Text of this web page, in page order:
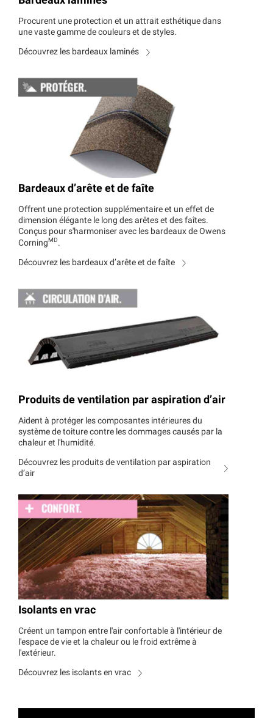
Procurent une protection et un attrait esthétique dans
une vaste gamme de couleurs et de styles.
Découvrez les bardeaux laminés
Bardeaux d’arête et de faîte
Offrent une protection supplémentaire et un effet de
dimension élégante le long des arêtes et des faîtes.
Conçus pour s'harmoniser avec les bardeaux de Owens
CorningMD.
Découvrez les bardeaux d’arête et de faîte
Produits de ventilation par aspiration d’air
Aident à protéger les composantes intérieures du
système de toiture contre les dommages causés par la
chaleur et l'humidité.
Découvrez les produits de ventilation par aspiration
d’air
Isolants en vrac
Créent un tampon entre l'air confortable à l'intérieur de
l'espace de vie et la chaleur ou le froid extrême à
l'extérieur.
Découvrez les isolants en vrac